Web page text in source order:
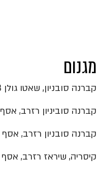
מגנום
קברנה סובניון, שאטו גולן 2013
קברנה סוביניון רזרב, אסף 2012
קברנה סובניון רזרב, אסף 2013
קיסריה, שיראז רזרב, אסף 2010